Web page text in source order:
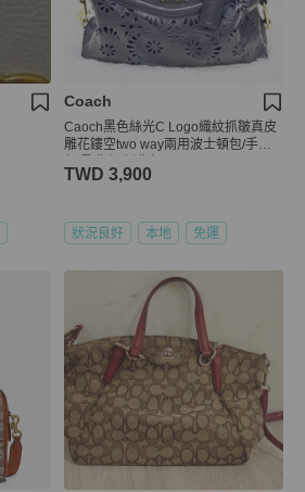
Coach
Caoch黑色絲光C Logo織紋抓皺真皮
雕花鏤空two way兩用波士頓包/手提
TWD 3,900
狀況良好 本地 免運